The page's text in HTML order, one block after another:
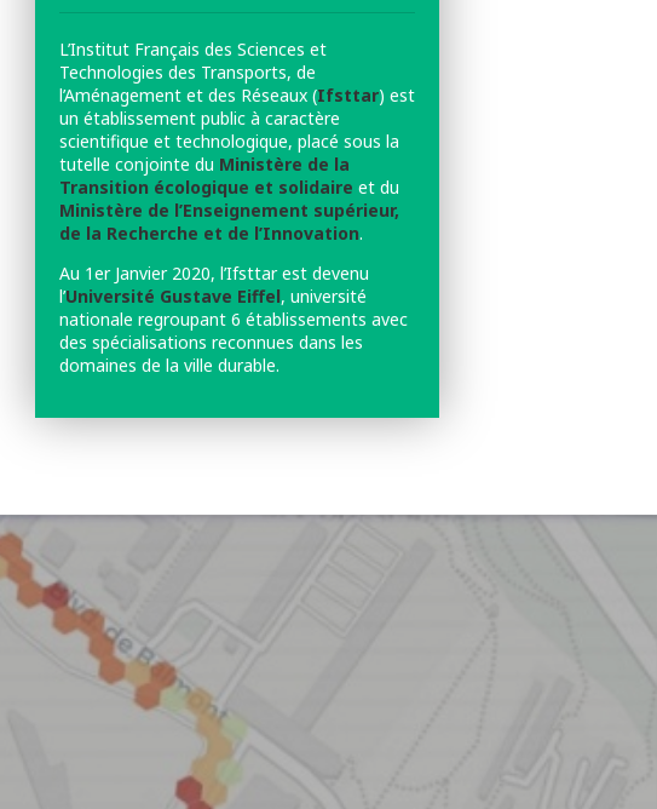
L’Institut Français des Sciences et
Technologies des Transports, de
l’Aménagement et des Réseaux (Ifsttar) est
un établissement public à caractère
scientifique et technologique, placé sous la
tutelle conjointe du Ministère de la
Transition écologique et solidaire et du
Ministère de l’Enseignement supérieur,
de la Recherche et de l’Innovation.
Au 1er Janvier 2020, l’Ifsttar est devenu
l’Université Gustave Eiffel, université
nationale regroupant 6 établissements avec
des spécialisations reconnues dans les
domaines de la ville durable.